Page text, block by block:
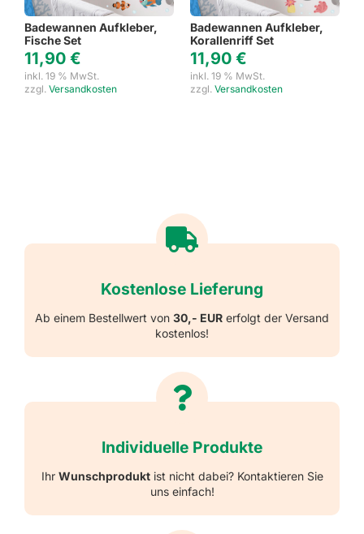
Badewannen Aufkleber,
Fische Set
11,90 €
inkl. 19 % MwSt.
zzgl. Versandkosten
Badewannen Aufkleber,
Korallenriff Set
11,90 €
inkl. 19 % MwSt.
zzgl. Versandkosten
Kostenlose Lieferung
Ab einem Bestellwert von 30,- EUR erfolgt der Versand
kostenlos!
Individuelle Produkte
Ihr Wunschproduktist nicht dabei? Kontaktieren Sie
uns einfach!